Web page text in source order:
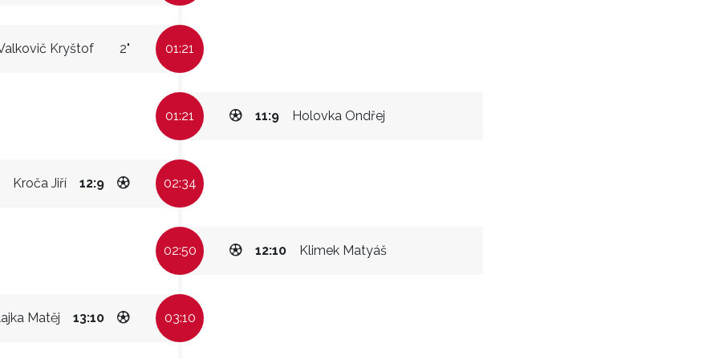
Kryštof 2" 01:21
01:21 Holovka Ondřej
11:9
Kroča Jiří 12:9 02:34
02:50 Klimek Matyáš
12:10
Matěj 13:10 03:10